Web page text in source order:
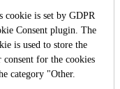
cookie is set by GDPR
Consent plugin. The
is used to store the
consent for the cookies
category "Other.